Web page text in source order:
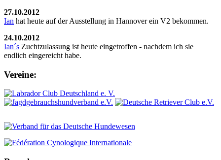
27.10.2012
Ian hat heute auf der Ausstellung in Hannover ein V2 bekommen.
24.10.2012
Ian´s Zuchtzulassung ist heute eingetroffen - nachdem ich sie
endlich eingereicht habe.
Vereine: